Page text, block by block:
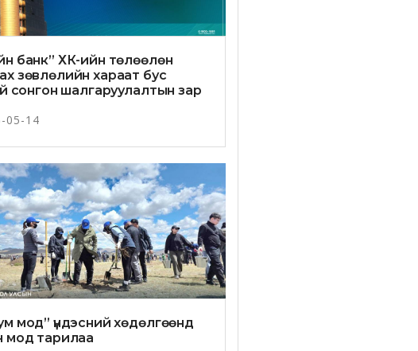
банк” ХК-ийн төлөөлөн
зөвлөлийн хараат бус
сонгон шалгаруулалтын зар
05-14
мод” үндэсний хөдөлгөөнд
мод тарилаа